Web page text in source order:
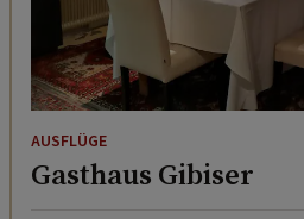
AUSFLÜGE
Gasthaus Gibiser